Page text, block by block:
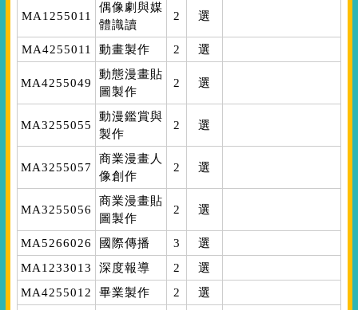
MA1255011
偶像劇與媒
體識讀
2 選
MA4255011 動畫製作 2 選
MA4255049
動態漫畫貼
圖製作
2 選
MA3255055
動漫鑑賞與
製作
2 選
MA3255057
商業漫畫人
像創作
2 選
MA3255056
商業漫畫貼
圖製作
2 選
MA5266026 國際傳播 3
選
MA1233013
深度報導 2
選
MA4255012
畢業製作 2 選